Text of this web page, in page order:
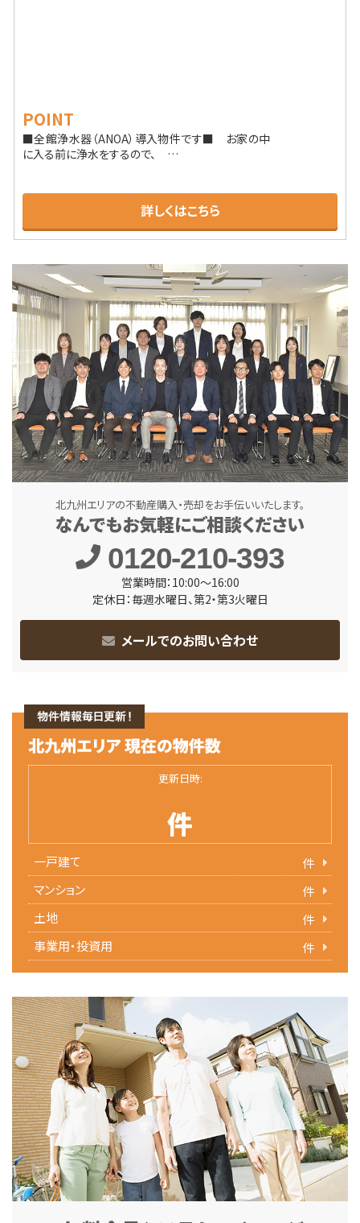
POINT
■全館浄水器（ANOA）導入物件です■ お家の中
に入る前に浄水をするので、 …
詳しくはこちら
北九州エリアの不動産購入・売却をお手伝いいたします。
なんでもお気軽にご相談ください
0120-210-393
営業時間：10:00～16:00
定休日：毎週水曜日、第2・第3火曜日
メールでのお問い合わせ
更新日時:
件
一戸建て
件
マンション
件
土地
件
事業用・投資用
件